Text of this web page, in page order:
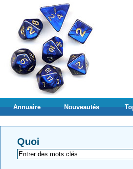
Annuaire Nouveautés
Quoi